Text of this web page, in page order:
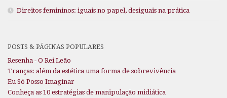
Direitos femininos: iguais no papel, desiguais na prática
POSTS & PÁGINAS POPULARES
Resenha - O Rei Leão
Tranças: além da estética uma forma de sobrevivência
Eu Só Posso Imaginar
Conheça as 10 estratégias de manipulação midiática